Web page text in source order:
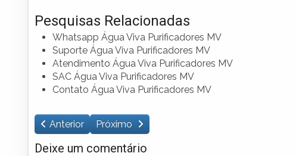
Pesquisas Relacionadas
Whatsapp Água Viva Purificadores MV
Suporte Água Viva Purificadores MV
Atendimento Água Viva Purificadores MV
SAC Água Viva Purificadores MV
Contato Água Viva Purificadores MV
Anterior Próximo
Deixe um comentário